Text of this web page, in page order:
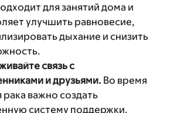
для занятий дома и
улучшить равновесие,
дыхание и снизить
связь с
и друзьями. Во время
рака важно создать
систему поддержки.